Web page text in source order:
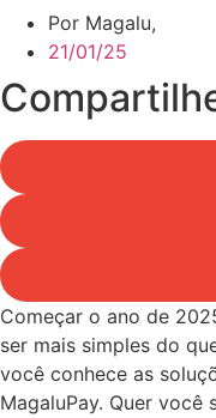
Por Magalu,
21/01/25
Começar o ano de
ser mais simples do
você conhece as
MagaluPay. Quer você